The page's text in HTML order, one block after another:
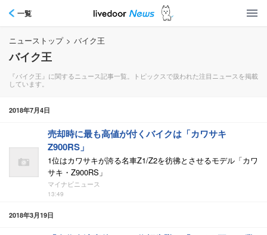
一覧
ニューストップ > バイク王
バイク王
『バイク王』に関するニュース記事一覧。トピックスで扱われた注目ニュースを掲載
しています。
2018年7月4日
売却時に最も高値が付くバイクは「カワサキ
Z900RS」
1位はカワサキが誇る名車Z1/Z2を彷彿とさせるモデル「カワ
サキ・Z900RS」
マイナビニュース
13:49
2018年3月19日